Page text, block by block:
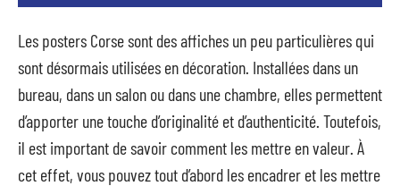
Les posters Corse sont des affiches un peu particulières qui
sont désormais utilisées en décoration. Installées dans un
bureau, dans un salon ou dans une chambre, elles permettent
d’apporter une touche d’originalité et d’authenticité. Toutefois,
il est important de savoir comment les mettre en valeur. À
cet effet, vous pouvez tout d’abord les encadrer et les mettre